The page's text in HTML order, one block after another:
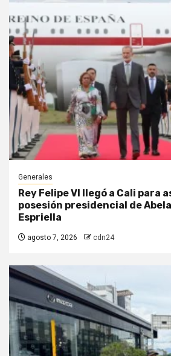
Generales
Rey Felipe VI llegó a Cali para
posesión presidencial de
Espriella
agosto 7, 2026 cdn24